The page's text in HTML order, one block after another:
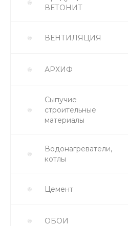
ВЕТОНИТ
ВЕНТИЛЯЦИЯ
АРХИФ
Сыпучие
строительные
материалы
Водонагреватели,
котлы
Цемент
ОБОИ